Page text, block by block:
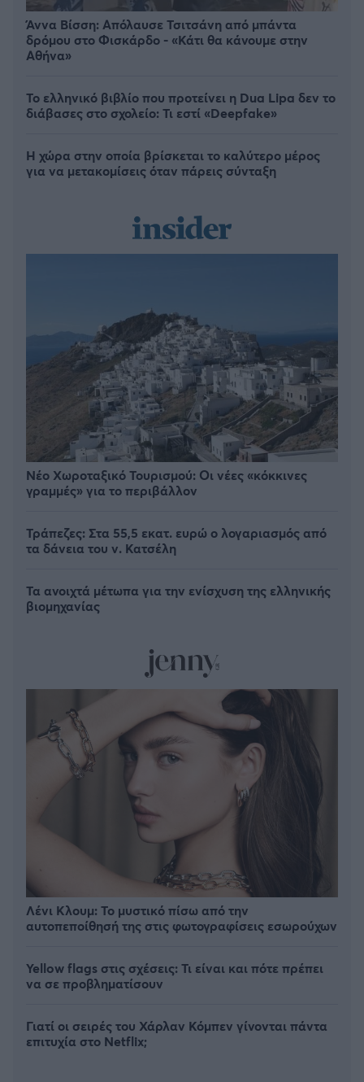
Άννα Βίσση: Απόλαυσε Τσιτσάνη από μπάντα
δρόμου στο Φισκάρδο - «Κάτι θα κάνουμε στην
Αθήνα»
Το ελληνικό βιβλίο που προτείνει η Dua Lipa δεν το
διάβασες στο σχολείο: Τι εστί «Deepfake»
Η χώρα στην οποία βρίσκεται το καλύτερο μέρος
για να μετακομίσεις όταν πάρεις σύνταξη
Νέο Χωροταξικό Τουρισμού: Οι νέες «κόκκινες
γραμμές» για το περιβάλλον
Τράπεζες: Στα 55,5 εκατ. ευρώ ο λογαριασμός από
τα δάνεια του ν. Κατσέλη
Τα ανοιχτά μέτωπα για την ενίσχυση της ελληνικής
βιομηχανίας
Λένι Κλουμ: Το μυστικό πίσω από την
αυτοπεποίθησή της στις φωτογραφίσεις εσωρούχων
Yellow flags στις σχέσεις: Τι είναι και πότε πρέπει
να σε προβληματίσουν
Γιατί οι σειρές του Χάρλαν Κόμπεν γίνονται πάντα
επιτυχία στο Netflix;